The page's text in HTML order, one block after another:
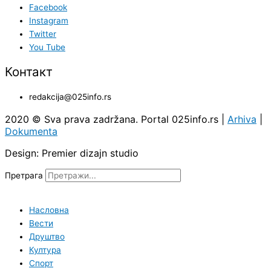
Facebook
Instagram
Twitter
You Tube
Контакт
redakcija@025info.rs
2020 © Sva prava zadržana. Portal 025info.rs | Arhiva
Dokumenta
Design: Premier dizajn studio
Претрага
Насловна
Вести
Друштво
Култура
Спорт